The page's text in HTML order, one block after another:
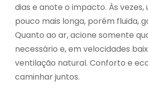
dias e anote o impacto. Às vezes,
pouco mais longa, porém fluida,
Quanto ao ar, acione somente
necessário e, em velocidades
ventilação natural. Conforto e
caminhar juntos.